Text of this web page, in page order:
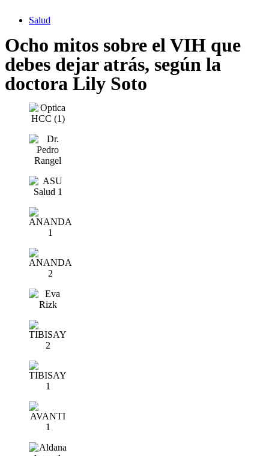
Salud
Ocho mitos sobre el VIH que
debes dejar atrás, según la
doctora Lily Soto